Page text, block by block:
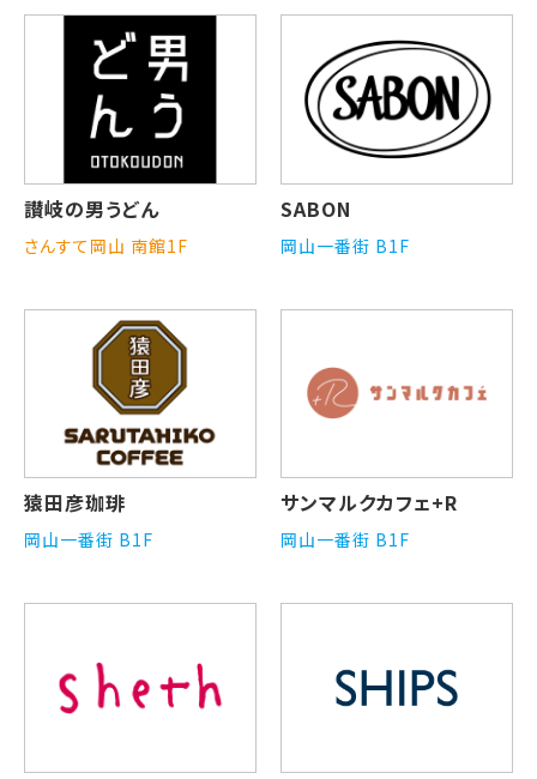
讃岐の男うどん
さんすて岡山 南館1F
SABON
岡山一番街 B1F
猿田彦珈琲
岡山一番街 B1F
サンマルクカフェ+R
岡山一番街 B1F